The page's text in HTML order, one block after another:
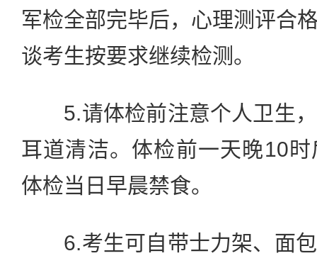
军检全部完毕后，心理测评合
谈考生按要求继续检测。
5.请体检前注意个人卫生，
耳道清洁。体检前一天晚10
体检当日早晨禁食。
6.考生可自带士力架、面包